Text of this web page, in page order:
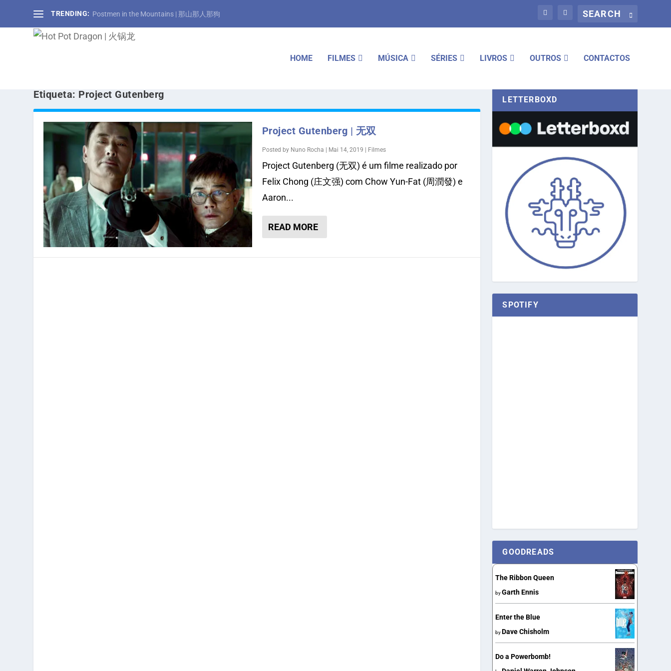
TRENDING: Postmen in the Mountains | 那山那人那狗
HOME FILMES MÚSICA SÉRIES LIVROS OUTROS CONTACTOS
Etiqueta: Project Gutenberg
Project Gutenberg | 无双
Posted by Nuno Rocha Mai 14, 2019 Filmes
Project Gutenberg (无双) é um filme realizado por
Felix Chong (庄文强) com Chow Yun-Fat (周潤發) e
Aaron...
READ MORE
LETTERBOXD
SPOTIFY
GOODREADS
The Ribbon Queen
byGarth Ennis
Enter the Blue
by Dave Chisholm
Do a Powerbomb!